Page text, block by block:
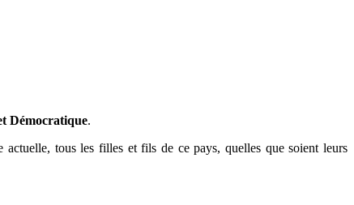
Démocratique.
tous les filles et fils de ce pays, quelles que soient leurs